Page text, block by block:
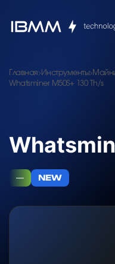
Главная Инструменты
Whatsminer M50S+ 130 Th/s
— NEW